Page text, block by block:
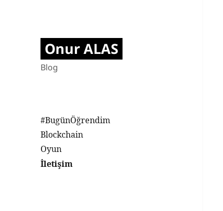
Onur ALAS
Blog
#BugünÖğrendim
Blockchain
Oyun
İletişim